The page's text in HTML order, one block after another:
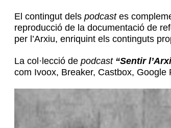
El contingut dels podcastes
reproducció de la documentació de
per l’Arxiu, enriquint els continguts
La col·lecció de podcast “Sentir
com Ivoox, Breaker, Castbox,